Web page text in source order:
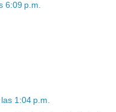
6:09 p.m.
1:04 p.m.